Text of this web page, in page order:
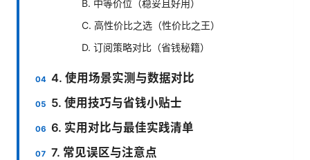
B. 中等价位（稳妥且好用）
C. 高性价比之选（性价比之王）
D. 订阅策略对比（省钱秘籍）
4. 使用场景实测与数据对比
5. 使用技巧与省钱小贴士
6. 实用对比与最佳实践清单
7. 常见误区与注意点